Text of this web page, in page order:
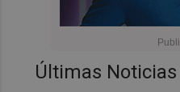
Últimas Noticias